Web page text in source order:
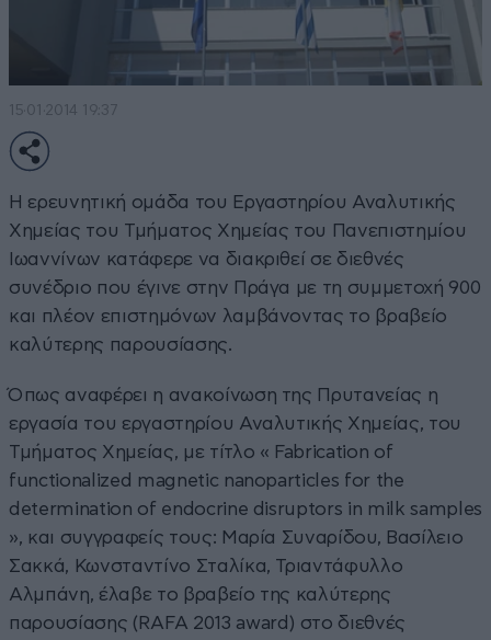
15·01·2014 19:37
Η ερευνητική ομάδα του Εργαστηρίου Αναλυτικής
Χημείας του Τμήματος Χημείας του Πανεπιστημίου
Ιωαννίνων κατάφερε να διακριθεί σε διεθνές
συνέδριο που έγινε στην Πράγα με τη συμμετοχή 900
και πλέον επιστημόνων λαμβάνοντας το βραβείο
καλύτερης παρουσίασης.
Όπως αναφέρει η ανακοίνωση της Πρυτανείας η
εργασία του εργαστηρίου Αναλυτικής Χημείας, του
Τμήματος Χημείας, με τίτλο « Fabrication of
functionalized magnetic nanoparticles for the
determination of endocrine disruptors in milk samples
», και συγγραφείς τους: Μαρία Συναρίδου, Βασίλειο
Σακκά, Κωνσταντίνο Σταλίκα, Τριαντάφυλλο
Αλμπάνη, έλαβε το βραβείο της καλύτερης
παρουσίασης (RAFA 2013 award) στο διεθνές